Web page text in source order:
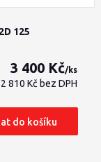
125
3 400 Kč/ks
2 810 Kč bez DPH
do košíku